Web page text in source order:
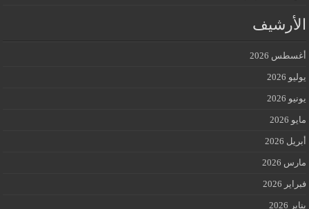
الأرشيف
أغسطس 2026
يوليو 2026
يونيو 2026
مايو 2026
أبريل 2026
مارس 2026
فبراير 2026
يناير 2026